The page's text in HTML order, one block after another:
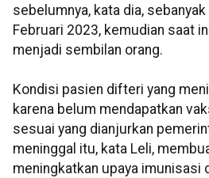
sebelumnya, kata dia,
Februari 2023, kemudian saat
menjadi sembilan orang.
Kondisi pasien difteri yang
karena belum mendapatkan
sesuai yang dianjurkan
meninggal itu, kata Leli,
meningkatkan upaya imunisasi